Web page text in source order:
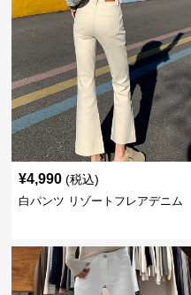
¥4,990 (税込)
白パンツ リゾートフレアデニム